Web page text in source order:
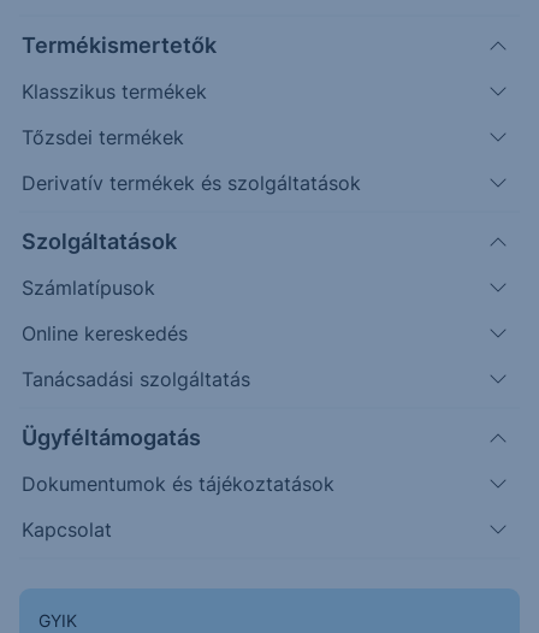
Termékismertetők
Klasszikus termékek
Tőzsdei termékek
Derivatív termékek és szolgáltatások
Szolgáltatások
Számlatípusok
Online kereskedés
Tanácsadási szolgáltatás
Ügyféltámogatás
Dokumentumok és tájékoztatások
Kapcsolat
GYIK
Védelmi mechanizmussal
rendelkező egyedi befektetési
lehetőséget keresel?
Az Erste Strukturált Értékpapír kínálatával különböző
piaci helyzetekre találhatsz megfelelő befektetési
A havonta érkező termékek között találsz olyat, ahol a
kiválasztott mögöttes piac vagy termékek negatív
részesülhetsz, vagy éppen tőkevédelem mellett érhetsz